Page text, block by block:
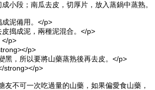
小段；南瓜去皮，切厚片，放入蒸鍋中蒸熟。
泥備用。</p>
搗成泥，兩種泥混合。</p>
</p>
p>
黑，所以要將山藥蒸熟後再去皮。</p>
strong></p>
友不可一次吃過量的山藥，如果偏愛食山藥，